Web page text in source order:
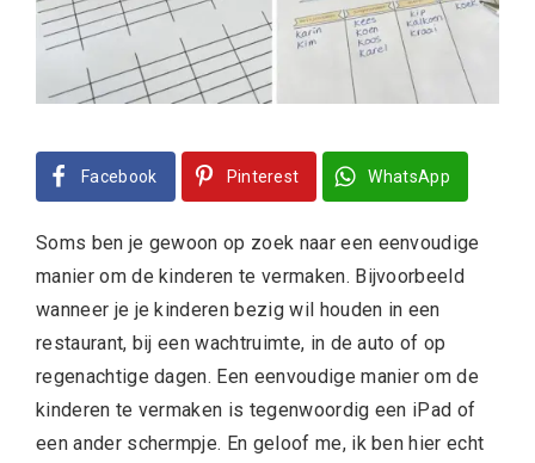
Facebook Pinterest WhatsApp
Soms ben je gewoon op zoek naar een eenvoudige
manier om de kinderen te vermaken. Bijvoorbeeld
wanneer je je kinderen bezig wil houden in een
restaurant, bij een wachtruimte, in de auto of op
regenachtige dagen. Een eenvoudige manier om de
kinderen te vermaken is tegenwoordig een iPad of
een ander schermpje. En geloof me, ik ben hier echt